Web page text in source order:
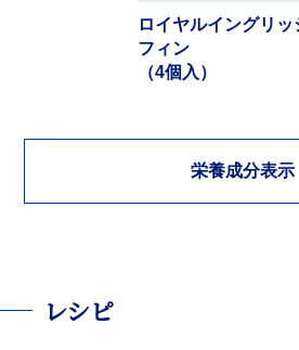
ロイヤルイングリッ
フィン
（4個入）
栄養成分表示
レシピ​